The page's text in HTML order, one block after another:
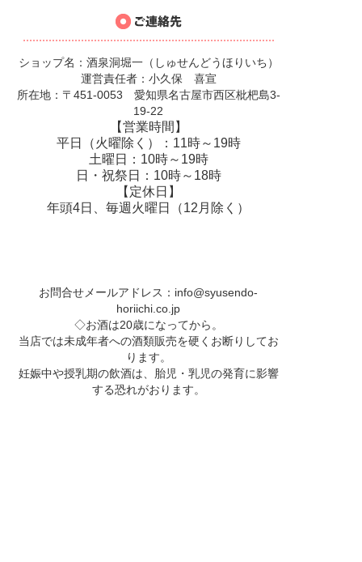
ショップ名：酒泉洞堀一（しゅせんどうほりいち）
運営責任者：小久保 喜宣
所在地：〒451-0053 愛知県名古屋市西区枇杷島3-
19-22
【営業時間】
平日（火曜除く）：11時～19時
土曜日：10時～19時
日・祝祭日：10時～18時
【定休日】
年頭4日、毎週火曜日（12月除く）
お問合せメールアドレス： info@syusendo-
horiichi.co.jp
◇お酒は20歳になってから。
当店では未成年者への酒類販売を硬くお断りしてお
ります。
妊娠中や授乳期の飲酒は、胎児・乳児の発育に影響
する恐れがおります。